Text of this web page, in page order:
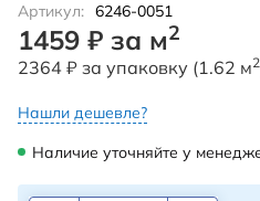
Артикул: 6246-0051
1459 ₽ за м2
2364 ₽ за упаковку (1.62 м2
Нашли дешевле?
Наличие уточняйте у